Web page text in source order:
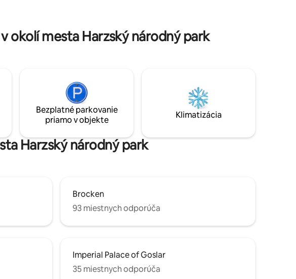
okolí mesta Harzský národný park
Bezplatné parkovanie
priamo v objekte
Klimatizácia
Harzský národný park
Brocken
93 miestnych odporúča
Imperial Palace of Goslar
35 miestnych odporúča